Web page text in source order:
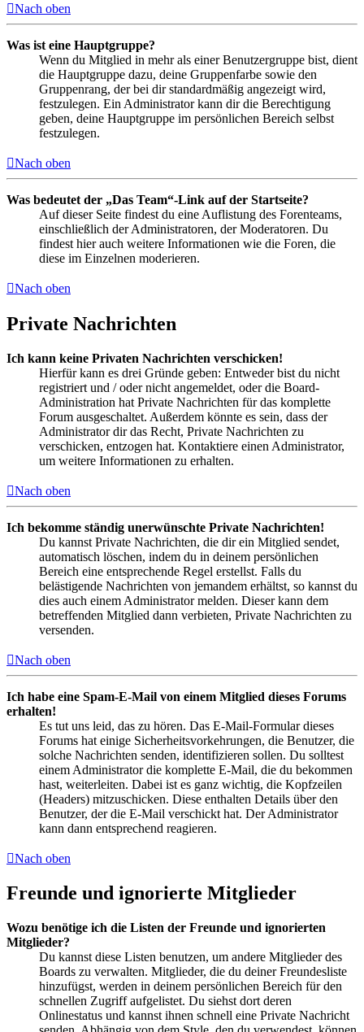
Nach oben
Was ist eine Hauptgruppe?
Wenn du Mitglied in mehr als einer Benutzergruppe bist, dient
die Hauptgruppe dazu, deine Gruppenfarbe sowie den
Gruppenrang, der bei dir standardmäßig angezeigt wird,
festzulegen. Ein Administrator kann dir die Berechtigung
geben, deine Hauptgruppe im persönlichen Bereich selbst
festzulegen.
Nach oben
Was bedeutet der „Das Team“-Link auf der Startseite?
Auf dieser Seite findest du eine Auflistung des Forenteams,
einschließlich der Administratoren, der Moderatoren. Du
findest hier auch weitere Informationen wie die Foren, die
diese im Einzelnen moderieren.
Nach oben
Private Nachrichten
Ich kann keine Privaten Nachrichten verschicken!
Hierfür kann es drei Gründe geben: Entweder bist du nicht
registriert und / oder nicht angemeldet, oder die Board-
Administration hat Private Nachrichten für das komplette
Forum ausgeschaltet. Außerdem könnte es sein, dass der
Administrator dir das Recht, Private Nachrichten zu
verschicken, entzogen hat. Kontaktiere einen Administrator,
um weitere Informationen zu erhalten.
Nach oben
Ich bekomme ständig unerwünschte Private Nachrichten!
Du kannst Private Nachrichten, die dir ein Mitglied sendet,
automatisch löschen, indem du in deinem persönlichen
Bereich eine entsprechende Regel erstellst. Falls du
belästigende Nachrichten von jemandem erhältst, so kannst du
dies auch einem Administrator melden. Dieser kann dem
betreffenden Mitglied dann verbieten, Private Nachrichten zu
versenden.
Nach oben
Ich habe eine Spam-E-Mail von einem Mitglied dieses Forums
erhalten!
Es tut uns leid, das zu hören. Das E-Mail-Formular dieses
Forums hat einige Sicherheitsvorkehrungen, die Benutzer, die
solche Nachrichten senden, identifizieren sollen. Du solltest
einem Administrator die komplette E-Mail, die du bekommen
hast, weiterleiten. Dabei ist es ganz wichtig, die Kopfzeilen
(Headers) mitzuschicken. Diese enthalten Details über den
Benutzer, der die E-Mail verschickt hat. Der Administrator
kann dann entsprechend reagieren.
Nach oben
Freunde und ignorierte Mitglieder
Wozu benötige ich die Listen der Freunde und ignorierten
Mitglieder?
Du kannst diese Listen benutzen, um andere Mitglieder des
Boards zu verwalten. Mitglieder, die du deiner Freundesliste
hinzufügst, werden in deinem persönlichen Bereich für den
schnellen Zugriff aufgelistet. Du siehst dort deren
Onlinestatus und kannst ihnen schnell eine Private Nachricht